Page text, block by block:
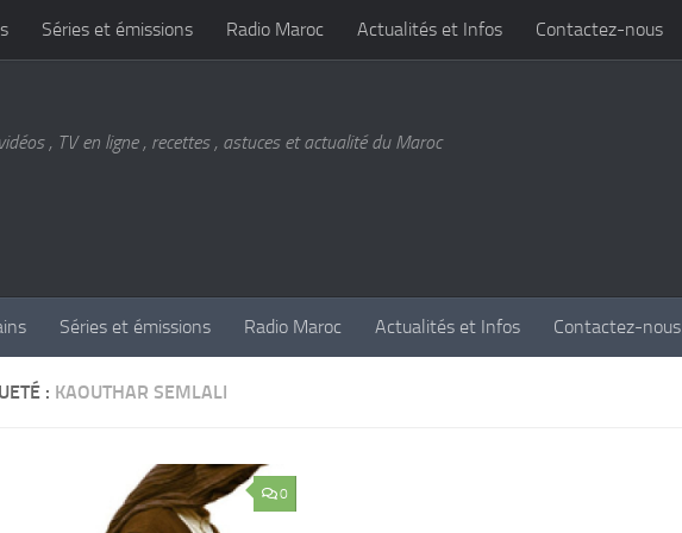
Séries et émissions Radio Maroc Actualités et Infos Contactez-nous
, TV en ligne , recettes , astuces et actualité du Maroc
Séries et émissions Radio Maroc Actualités et Infos Contactez-nous
: KAOUTHAR SEMLALI
0